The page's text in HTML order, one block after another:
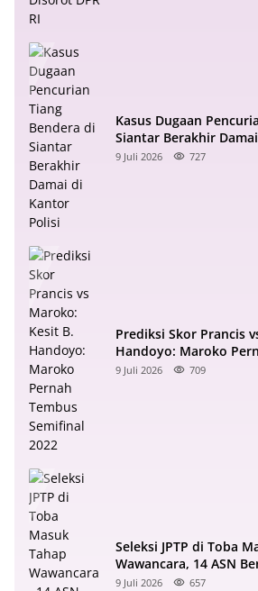
Kasus Dugaan
Siantar Berakhir
9 Juli 2026 727
Prediksi Skor Prancis
Handoyo: Maroko
Semifinal 2022
9 Juli 2026 709
Seleksi JPTP di Toba
Wawancara, 14 ASN
Strategis
9 Juli 2026 657